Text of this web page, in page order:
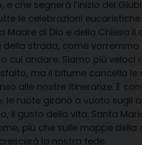
e che segnerà l’inizio del
le celebrazioni
Madre di Dio e della Chiesa il
della strada, come
cui andare. Siamo più veloci
ma il bitume cancella
alle nostre itineranze. E
le ruote girano a vuoto sugli
il gusto della vita. Santa
più che sulle mappe
la nostra fede.